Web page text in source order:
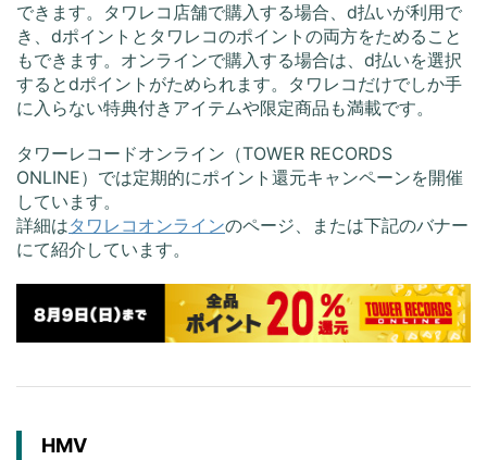
できます。タワレコ店舗で購入する場合、d払いが利用で
き、dポイントとタワレコのポイントの両方をためること
もできます。オンラインで購入する場合は、d払いを選択
するとdポイントがためられます。タワレコだけでしか手
に入らない特典付きアイテムや限定商品も満載です。
タワーレコードオンライン（TOWER RECORDS
ONLINE）では定期的にポイント還元キャンペーンを開催
しています。
詳細はタワレコオンラインのページ、または下記のバナー
にて紹介しています。
HMV